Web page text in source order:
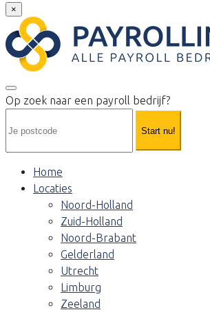
×
Op zoek naar een payroll bedrijf?
Start nu!
Home
Locaties
Noord-Holland
Zuid-Holland
Noord-Brabant
Gelderland
Utrecht
Limburg
Zeeland